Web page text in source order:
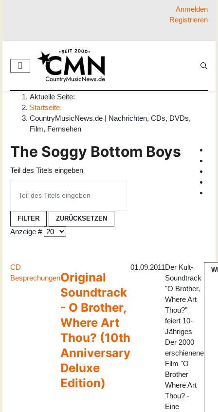
Anmelden
Registrieren
Aktuelle Seite:
Startseite
CountryMusicNews.de | Nachrichten, CDs, DVDs,
Film, Fernsehen
The Soggy Bottom Boys
Teil des Titels eingeben
FILTER ZURÜCKSETZEN
Anzeige #
CD
BesprechungenOriginal
Soundtrack
- O Brother,
Where Art
Thou? (10th
Anniversary
Deluxe
Edition)
01.09.2011Der Kult-
Soundtrack
"O Brother,
Where Art
Thou?"
feiert 10-
Jähriges
Der 2000
erschienene
Film "O
Brother
Where Art
Thou? -
Eine